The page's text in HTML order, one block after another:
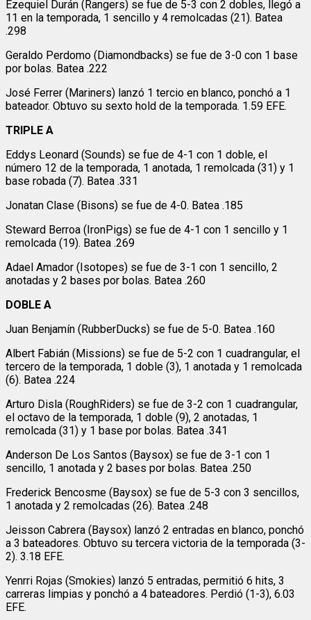
Ezequiel Durán (Rangers) se fue de 5-3 con 2 dobles, llegó a
11 en la temporada, 1 sencillo y 4 remolcadas (21). Batea
.298
Geraldo Perdomo (Diamondbacks) se fue de 3-0 con 1 base
por bolas. Batea .222
José Ferrer (Mariners) lanzó 1 tercio en blanco, ponchó a 1
bateador. Obtuvo su sexto hold de la temporada. 1.59 EFE.
TRIPLE A
Eddys Leonard (Sounds) se fue de 4-1 con 1 doble, el
número 12 de la temporada, 1 anotada, 1 remolcada (31) y 1
base robada (7). Batea .331
Jonatan Clase (Bisons) se fue de 4-0. Batea .185
Steward Berroa (IronPigs) se fue de 4-1 con 1 sencillo y 1
remolcada (19). Batea .269
Adael Amador (Isotopes) se fue de 3-1 con 1 sencillo, 2
anotadas y 2 bases por bolas. Batea .260
DOBLE A
Juan Benjamín (RubberDucks) se fue de 5-0. Batea .160
Albert Fabián (Missions) se fue de 5-2 con 1 cuadrangular, el
tercero de la temporada, 1 doble (3), 1 anotada y 1 remolcada
(6). Batea .224
Arturo Disla (RoughRiders) se fue de 3-2 con 1 cuadrangular,
el octavo de la temporada, 1 doble (9), 2 anotadas, 1
remolcada (31) y 1 base por bolas. Batea .341
Anderson De Los Santos (Baysox) se fue de 3-1 con 1
sencillo, 1 anotada y 2 bases por bolas. Batea .250
Frederick Bencosme (Baysox) se fue de 5-3 con 3 sencillos,
1 anotada y 2 remolcadas (26). Batea .248
Jeisson Cabrera (Baysox) lanzó 2 entradas en blanco, ponchó
a 3 bateadores. Obtuvo su tercera victoria de la temporada (3-
2). 3.18 EFE.
Yenrri Rojas (Smokies) lanzó 5 entradas, permitió 6 hits, 3
carreras limpias y ponchó a 4 bateadores. Perdió (1-3), 6.03
EFE.